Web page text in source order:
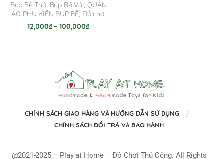
Búp Bê Thỏ, Búp Bê Vải, QUẦN
ÁO PHỤ KIỆN BÚP BÊ, Đồ chơi
12,000₫ – 100,000₫
CHÍNH SÁCH GIAO HÀNG VÀ HƯỚNG DẪN SỬ DỤNG
CHÍNH SÁCH ĐỔI TRẢ VÀ BẢO HÀNH
@2021-2025 – Play at Home – Đồ Chơi Thủ Công. All Rights